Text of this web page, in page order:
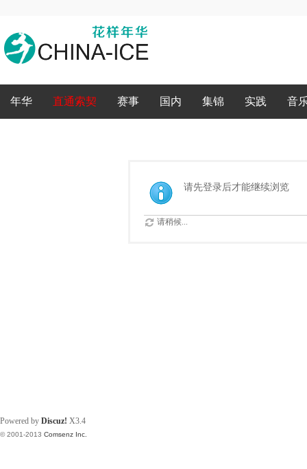
年华 直通索契 赛事 国内 集锦 实践 音
请先登录后才能继续浏览
请稍候...
Powered by Discuz! X3.4
© 2001-2013 Comsenz Inc.